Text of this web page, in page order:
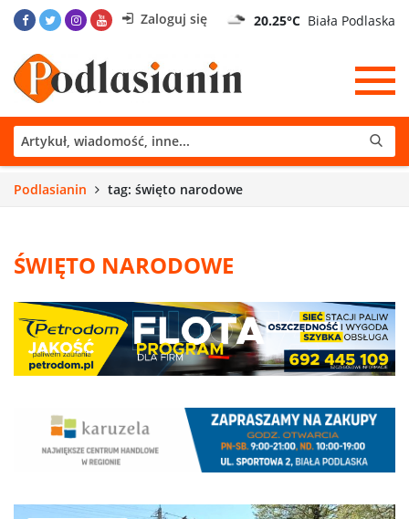
Zaloguj się 20.25°C Biała Podlaska
Podlasianin tag: święto narodowe
ŚWIĘTO NARODOWE